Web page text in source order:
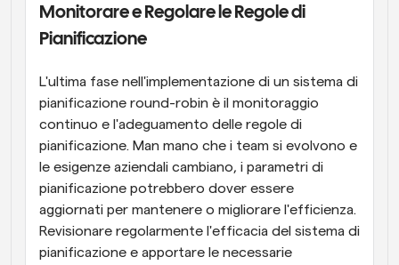
Monitorare e Regolare le Regole di
Pianificazione
L'ultima fase nell'implementazione di un sistema di
pianificazione round-robin è il monitoraggio
continuo e l'adeguamento delle regole di
pianificazione. Man mano che i team si evolvono e
le esigenze aziendali cambiano, i parametri di
pianificazione potrebbero dover essere
aggiornati per mantenere o migliorare l'efficienza.
Revisionare regolarmente l'efficacia del sistema di
pianificazione e apportare le necessarie